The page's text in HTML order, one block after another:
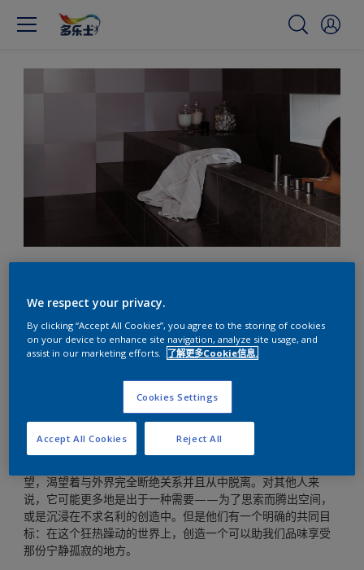
配，让时光停滞
望，渴望着与外界完全断绝关系并且从中脱离。对其他人来
说，它可能更多地是出于一种需要——为了思索而腾出空间，
或是沉浸在不求名利的创造中。但是他们有一个明确的共同目
标：在这个狂热躁动的世界上，创造一个可以助我们品味享受
那份宁静孤寂的地方。
We respect your privacy.
By clicking “Accept All Cookies”, you agree to the storing of cookies
on your device to enhance site navigation, analyze site usage, and
assist in our marketing efforts.
了解更多Cookie信息.
Cookies Settings
Reject All
Accept All Cookies